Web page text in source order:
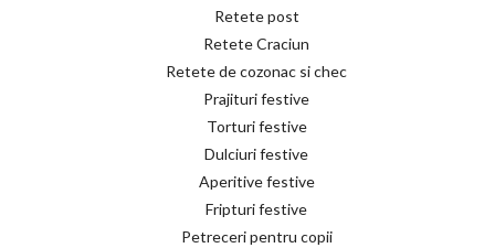
Retete post
Retete Craciun
Retete de cozonac si chec
Prajituri festive
Torturi festive
Dulciuri festive
Aperitive festive
Fripturi festive
Petreceri pentru copii